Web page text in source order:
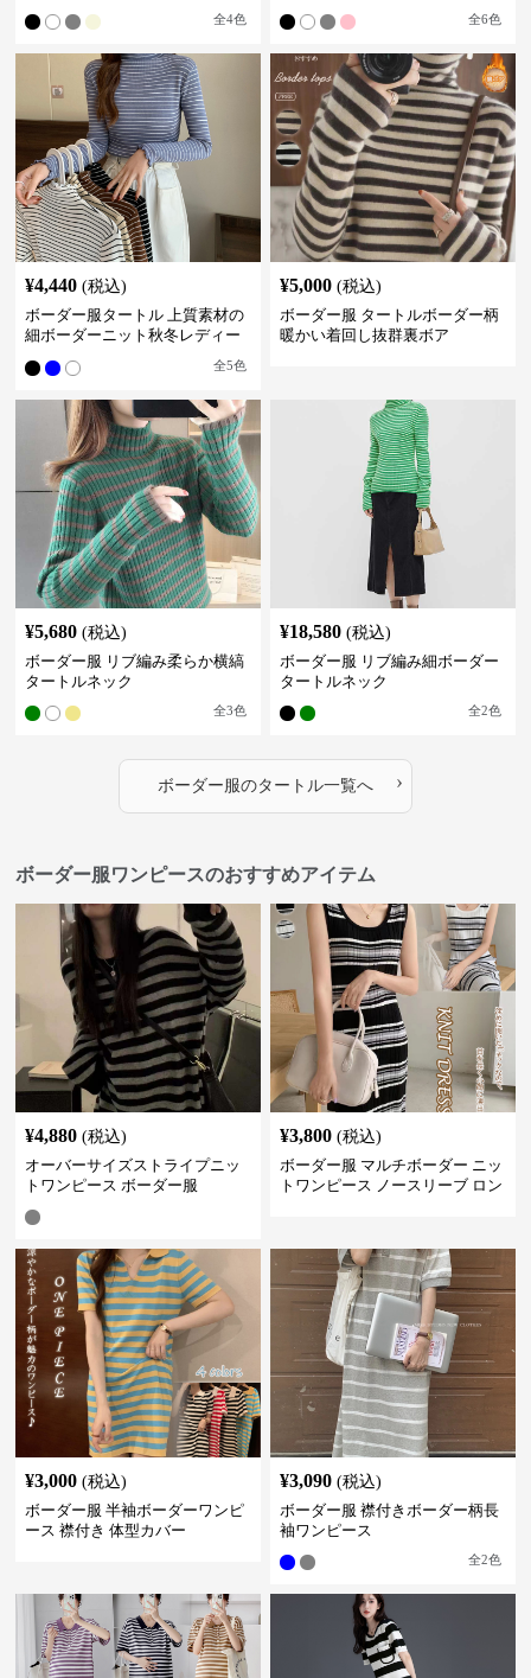
全4色 全6色
¥4,440 (税込)
ボーダー服タートル 上質素材の
細ボーダーニット秋冬レディー
全5色
¥5,000 (税込)
ボーダー服 タートルボーダー柄
暖かい着回し抜群裏ボア
¥5,680 (税込)
ボーダー服 リブ編み柔らか横縞
タートルネック
全3色
¥18,580 (税込)
ボーダー服 リブ編み細ボーダー
タートルネック
全2色
ボーダー服のタートル一覧へ ›
ボーダー服ワンピースのおすすめアイテム
¥4,880 (税込)
オーバーサイズストライプニッ
トワンピース ボーダー服
¥3,800 (税込)
ボーダー服 マルチボーダー ニッ
トワンピース ノースリーブ ロン
¥3,000 (税込)
ボーダー服 半袖ボーダーワンピ
ース 襟付き 体型カバー
¥3,090 (税込)
ボーダー服 襟付きボーダー柄長
袖ワンピース
全2色